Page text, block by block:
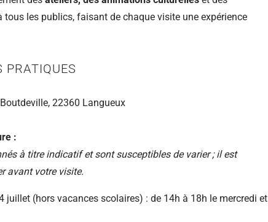
tous les publics, faisant de chaque visite une expérience
PRATIQUES
22360 Langueux
:
à titre indicatif et sont susceptibles de varier ; il est
avant votre visite.
juillet (hors vacances scolaires) : de 14h à 18h le mercredi et